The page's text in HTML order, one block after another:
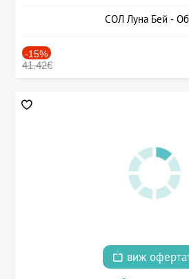
СОЛ Луна Бей -
-15%
41.42€
виж